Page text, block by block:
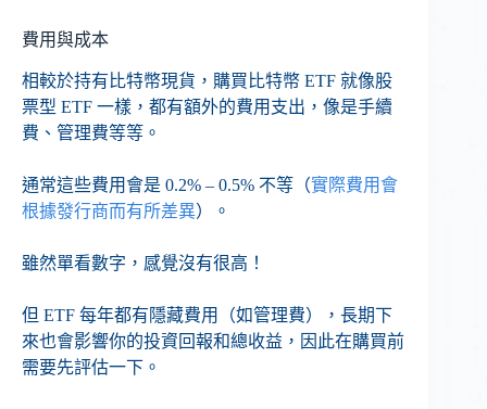
費用與成本
相較於持有比特幣現貨，購買比特幣 ETF 就像股
票型 ETF 一樣，都有額外的費用支出，像是手續
費、管理費等等。
通常這些費用會是 0.2% – 0.5% 不等（實際費用會
根據發行商而有所差異）。
雖然單看數字，感覺沒有很高！
但 ETF 每年都有隱藏費用（如管理費），長期下
來也會影響你的投資回報和總收益，因此在購買前
需要先評估一下。